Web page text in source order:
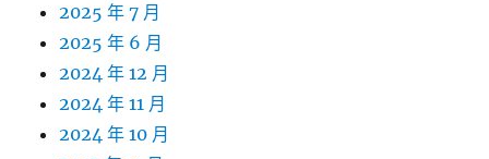
2025 年 7 月
2025 年 6 月
2024 年 12 月
2024 年 11 月
2024 年 10 月